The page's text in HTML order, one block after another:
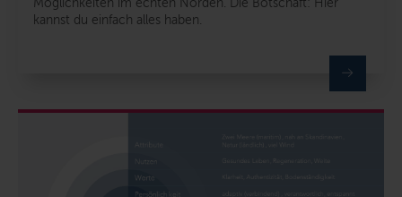
Möglichkeiten im echten Norden. Die Botschaft: Hier
kannst du einfach alles haben.